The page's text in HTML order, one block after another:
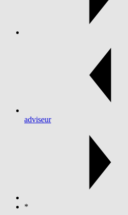
adviseur
*